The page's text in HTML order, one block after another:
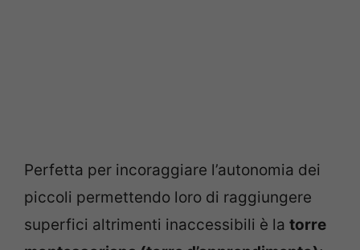
Perfetta per incoraggiare l’autonomia dei
piccoli permettendo loro di raggiungere
superfici altrimenti inaccessibili è la torre